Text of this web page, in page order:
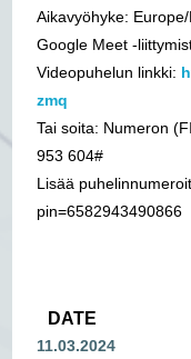
Aikavyöhyke:
Google Meet
Videopuhelun linkki:
zmq
Tai soita: Numeron
953 604‬#
Lisää
pin=6582943490866
DATE
11.03.2024